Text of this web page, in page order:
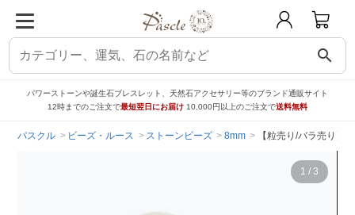
search
パワーストーンや誕生石ブレスレット、天然石アクセサリー等のブランド通販サイト
12時までのご注文で最短翌日にお届け 10,000円以上のご注文で送料無料
パスクル ビーズ・ルース ストーンビーズ 8mm 【粒売り/バラ売り】
1 / 3